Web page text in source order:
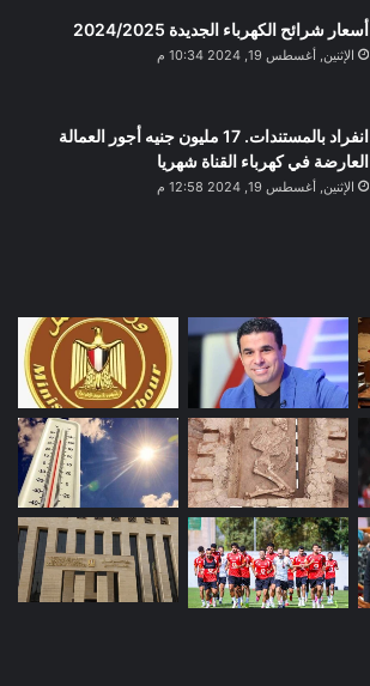
أسعار شرائح الكهرباء الجديدة 2024/2025
الإثنين, أغسطس 19, 2024 10:34 م
انفراد بالمستندات. 17 مليون جنيه أجور العمالة
العارضة في كهرباء القناة شهريا
الإثنين, أغسطس 19, 2024 12:58 م